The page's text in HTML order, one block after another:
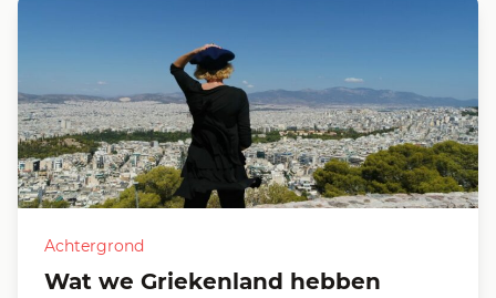
Achtergrond
Wat we Griekenland hebben